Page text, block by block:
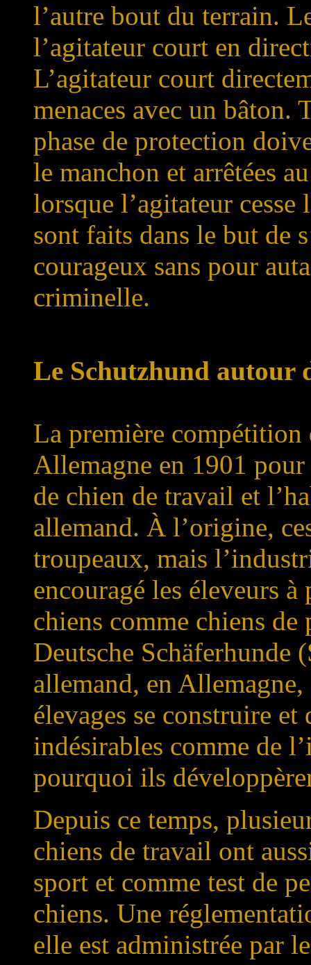
l’autre bout du terrain.
l’agitateur court en
L’agitateur court
menaces avec un bâton.
phase de protection
le manchon et arrêtées
lorsque l’agitateur
sont faits dans le but de
courageux sans pour
criminelle.
Le Schutzhund autour
La première compétition
Allemagne en 1901
de chien de travail et
allemand. À l’origine,
troupeaux, mais
encouragé les éleveurs
chiens comme chiens
Deutsche Schäferhunde
allemand, en
élevages se construire
indésirables comme de
pourquoi ils
Depuis ce temps,
chiens de travail ont
sport et comme test de
chiens. Une
elle est administrée par